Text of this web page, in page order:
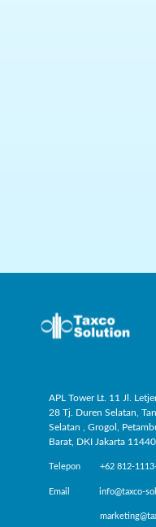
APL Tower Lt. 11 Jl.
28 Tj. Duren Selatan,
Selatan , Grogol,
Barat, DKI Jakarta
Telepon +62 812-
Email info@taxco-
marketing@taxco-